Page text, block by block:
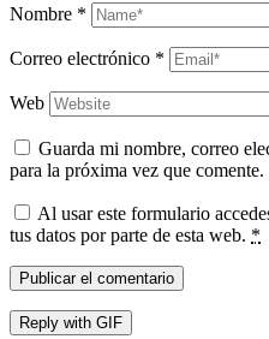
Nombre *
Correo electrónico *
Web
Guarda mi nombre, correo
para la próxima vez que comente.
Al usar este formulario
tus datos por parte de esta web. *
Publicar el comentario
Reply with GIF